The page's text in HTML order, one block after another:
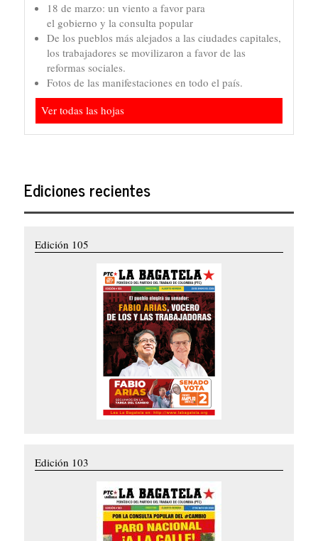
18 de marzo: un viento a favor para
el gobierno y la consulta popular
De los pueblos más alejados a las ciudades capitales,
los trabajadores se movilizaron a favor de las
reformas sociales.
Fotos de las manifestaciones en todo el país.
Ver todas las hojas
Ediciones recientes
Edición 105
Edición 103